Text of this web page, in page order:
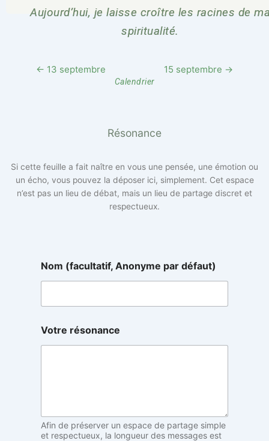
Aujourd’hui, je laisse croître les racines de
spiritualité.
← 13 septembre 15 septembre →
Calendrier
Résonance
Si cette feuille a fait naître en vous une pensée, une émotion ou
un écho, vous pouvez la déposer ici, simplement. Cet espace
n’est pas un lieu de débat, mais un lieu de partage discret et
respectueux.
Nom (facultatif, Anonyme par défaut)
o
t
e
d
Votre résonance
Afin de préserver un espace de partage simple
et respectueux, la longueur des messages est